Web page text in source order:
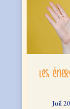
Les
Juil